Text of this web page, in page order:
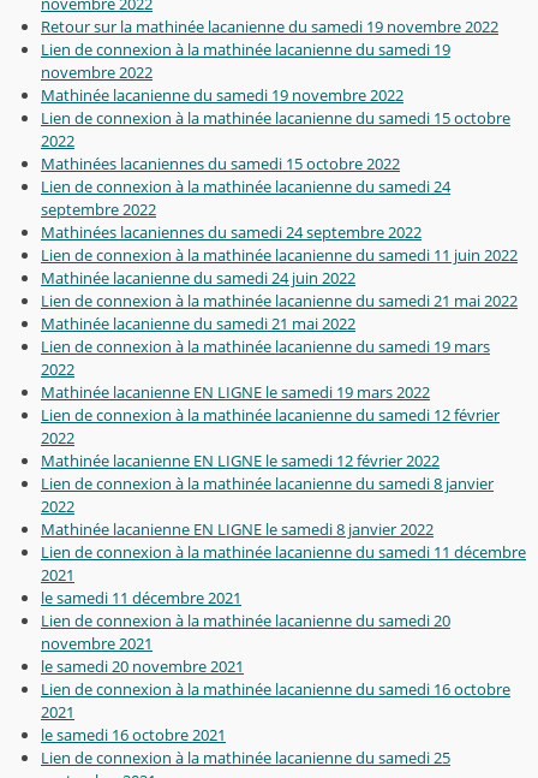
Retour sur la mathinée lacanienne du samedi 19 novembre 2022
Lien de connexion à la mathinée lacanienne du samedi 19
novembre 2022
Mathinée lacanienne du samedi 19 novembre 2022
Lien de connexion à la mathinée lacanienne du samedi 15 octobre
2022
Mathinées lacaniennes du samedi 15 octobre 2022
Lien de connexion à la mathinée lacanienne du samedi 24
septembre 2022
Mathinées lacaniennes du samedi 24 septembre 2022
Lien de connexion à la mathinée lacanienne du samedi 11 juin 2022
Mathinée lacanienne du samedi 24 juin 2022
Lien de connexion à la mathinée lacanienne du samedi 21 mai 2022
Mathinée lacanienne du samedi 21 mai 2022
Lien de connexion à la mathinée lacanienne du samedi 19 mars
2022
Mathinée lacanienne EN LIGNE le samedi 19 mars 2022
Lien de connexion à la mathinée lacanienne du samedi 12 février
2022
Mathinée lacanienne EN LIGNE le samedi 12 février 2022
Lien de connexion à la mathinée lacanienne du samedi 8 janvier
2022
Mathinée lacanienne EN LIGNE le samedi 8 janvier 2022
Lien de connexion à la mathinée lacanienne du samedi 11 décembre
2021
le samedi 11 décembre 2021
Lien de connexion à la mathinée lacanienne du samedi 20
novembre 2021
le samedi 20 novembre 2021
Lien de connexion à la mathinée lacanienne du samedi 16 octobre
2021
le samedi 16 octobre 2021
Lien de connexion à la mathinée lacanienne du samedi 25